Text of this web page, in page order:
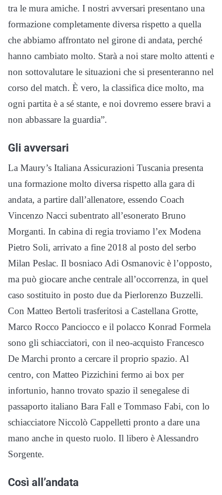
tra le mura amiche. I nostri avversari presentano una
formazione completamente diversa rispetto a quella
che abbiamo affrontato nel girone di andata, perché
hanno cambiato molto. Starà a noi stare molto attenti e
non sottovalutare le situazioni che si presenteranno nel
corso del match. È vero, la classifica dice molto, ma
ogni partita è a sé stante, e noi dovremo essere bravi a
non abbassare la guardia”.
Gli avversari
La Maury’s Italiana Assicurazioni Tuscania presenta
una formazione molto diversa rispetto alla gara di
andata, a partire dall’allenatore, essendo Coach
Vincenzo Nacci subentrato all’esonerato Bruno
Morganti. In cabina di regia troviamo l’ex Modena
Pietro Soli, arrivato a fine 2018 al posto del serbo
Milan Peslac. Il bosniaco Adi Osmanovic è l’opposto,
ma può giocare anche centrale all’occorrenza, in quel
caso sostituito in posto due da Pierlorenzo Buzzelli.
Con Matteo Bertoli trasferitosi a Castellana Grotte,
Marco Rocco Panciocco e il polacco Konrad Formela
sono gli schiacciatori, con il neo-acquisto Francesco
De Marchi pronto a cercare il proprio spazio. Al
centro, con Matteo Pizzichini fermo ai box per
infortunio, hanno trovato spazio il senegalese di
passaporto italiano Bara Fall e Tommaso Fabi, con lo
schiacciatore Niccolò Cappelletti pronto a dare una
mano anche in questo ruolo. Il libero è Alessandro
Sorgente.
Così all’andata